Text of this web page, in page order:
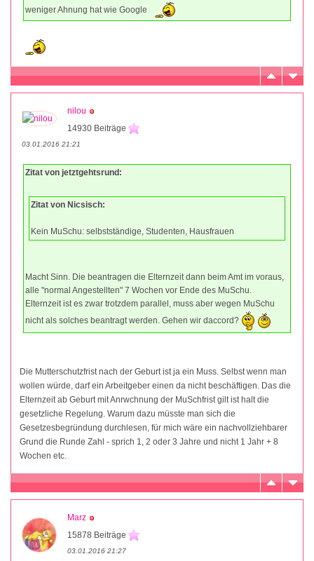
weniger Ahnung hat wie Google
nilou
14930 Beiträge
03.01.2016 21:21
Zitat von jetztgehtsrund:
Zitat von Nicsisch:
Kein MuSchu: selbstständige, Studenten, Hausfrauen
Macht Sinn. Die beantragen die Elternzeit dann beim Amt im voraus,
alle "normal Angestellten" 7 Wochen vor Ende des MuSchu.
Elternzeit ist es zwar trotzdem parallel, muss aber wegen MuSchu
nicht als solches beantragt werden. Gehen wir daccord?
Die Mutterschutzfrist nach der Geburt ist ja ein Muss. Selbst wenn man
wollen würde, darf ein Arbeitgeber einen da nicht beschäftigen. Das die
Elternzeit ab Geburt mit Anrwchnung der MuSchfrist gilt ist halt die
gesetzliche Regelung. Warum dazu müsste man sich die
Gesetzesbegründung durchlesen, für mich wäre ein nachvollziehbarer
Grund die Runde Zahl - sprich 1, 2 oder 3 Jahre und nicht 1 Jahr + 8
Wochen etc.
Marz
15878 Beiträge
03.01.2016 21:27